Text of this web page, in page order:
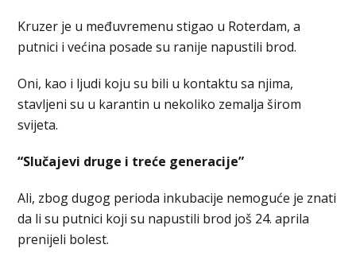
Kruzer je u međuvremenu stigao u Roterdam, a
putnici i većina posade su ranije napustili brod.
Oni, kao i ⁠ljudi koju su bili u kontaktu sa njima,
stavljeni su u karantin u nekoliko zemalja širom
svijeta.
“Slučajevi druge i treće generacije”
Ali, zbog dugog perioda inkubacije nemoguće je znati
da li su putnici koji su napustili brod još 24. aprila
prenijeli bolest.